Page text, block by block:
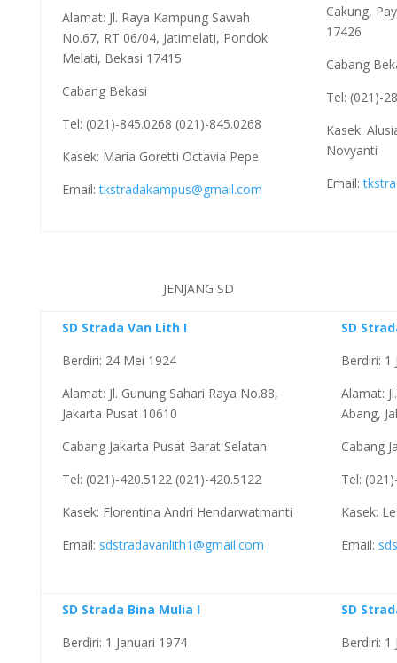
Alamat: Jl. Raya Kampung Sawah
No.67, RT 06/04, Jatimelati, Pondok
Melati, Bekasi 17415
Cabang Bekasi
Tel: (021)-845.0268 (021)-845.0268
Kasek: Maria Goretti Octavia Pepe
Email:tkstradakampus@gmail.com
Cakung,
17426
Cabang
Tel: (021)-
Kasek:
Novyanti
Email:
JENJANG SD
SD Strada Van Lith I
Berdiri: 24 Mei 1924
Alamat: Jl. Gunung Sahari Raya No.88,
Jakarta Pusat 10610
Cabang Jakarta Pusat Barat Selatan
Tel: (021)-420.5122 (021)-420.5122
Kasek: Florentina Andri Hendarwatmanti
Email: sdstradavanlith1@gmail.com
SD
Berdiri: 1
Alamat:
Abang,
Cabang
Tel:
Kasek:
Email:
SD Strada Bina Mulia I
Berdiri: 1 Januari 1974
SD
Berdiri: 1